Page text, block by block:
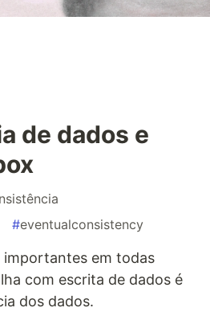
de dados e
#eventualconsistency
importantes em todas
com escrita de dados é
dos dados.